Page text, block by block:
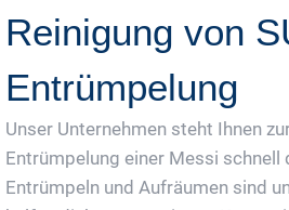
Reinigung von
Entrümpelung
Unser Unternehmen steht Ihnen
Entrümpelung einer Messi schnell
Entrümpeln und Aufräumen sind